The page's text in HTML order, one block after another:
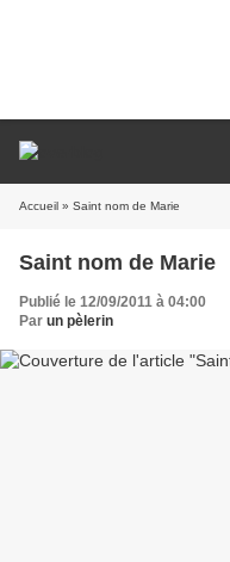
Accueil » Saint nom de Marie
Saint nom de Marie
Publié le 12/09/2011 à 04:00
Par un pèlerin